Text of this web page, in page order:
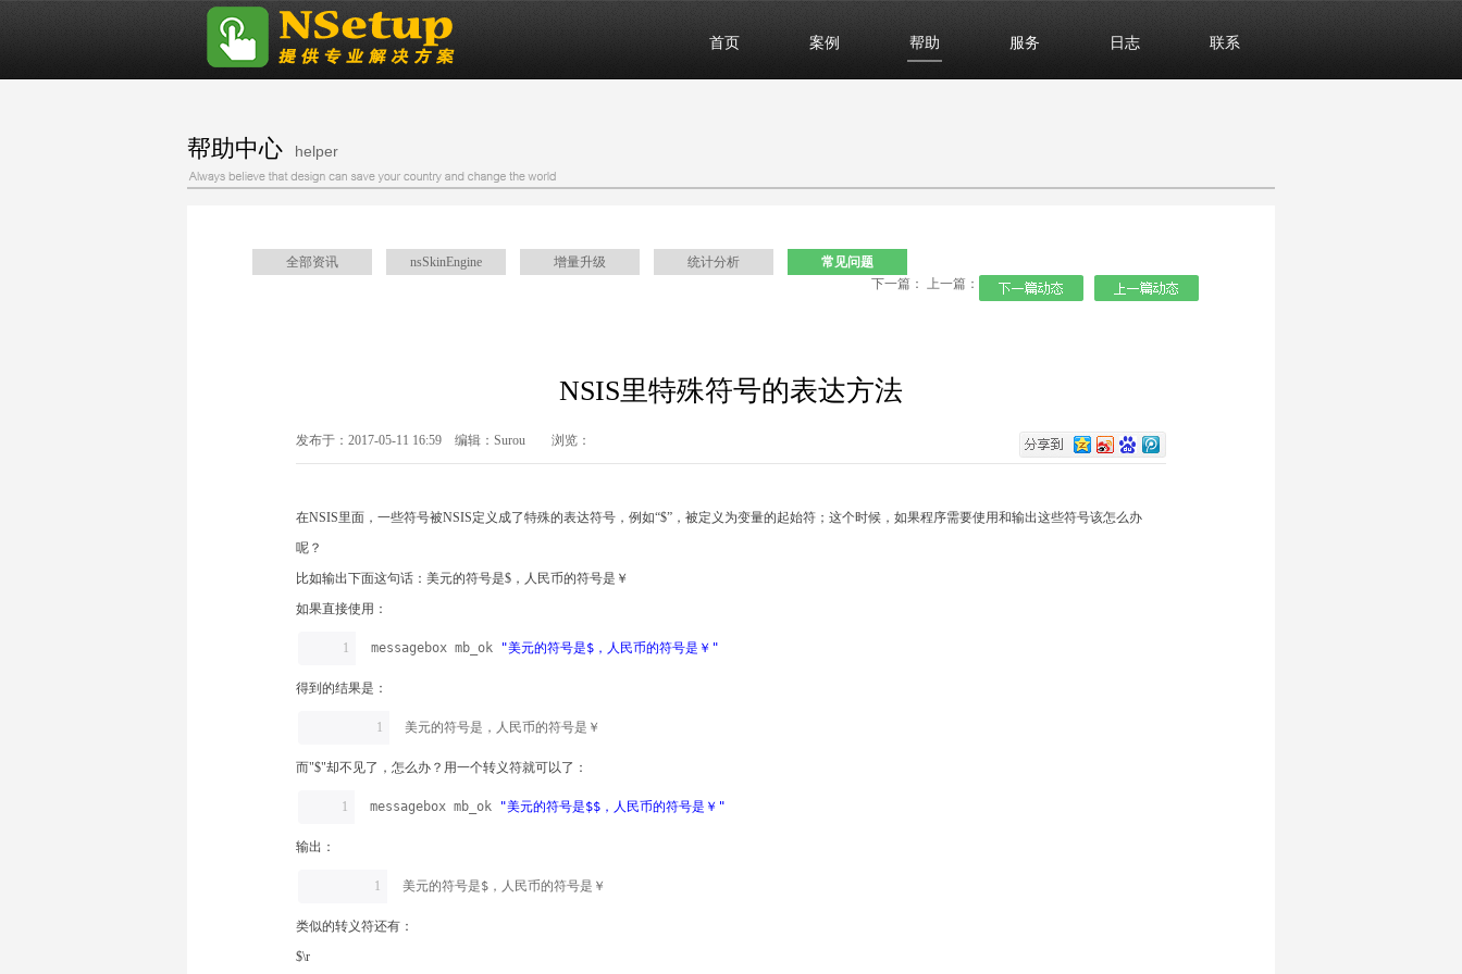
首页 案例 帮助 服务 日志 联系
帮助中心 helper
全部资讯 nsSkinEngine 增量升级 统计分析
常见问题
下一篇： 上一篇：
NSIS里特殊符号的表达方法
发布于：2017-05-11 16:59 编辑：Surou 浏览：
在NSIS里面，一些符号被NSIS定义成了特殊的表达符号，例如“$”，被定义为变量的起始符；这个时候，如果程序需要使用和输出这些符号该怎么办
呢？
比如输出下面这句话：美元的符号是$，人民币的符号是￥
如果直接使用：
1 messagebox mb_ok "美元的符号是$，人民币的符号是￥"
得到的结果是：
1 美元的符号是，人民币的符号是￥
而"$"却不见了，怎么办？用一个转义符就可以了：
1 messagebox mb_ok "美元的符号是$$，人民币的符号是￥"
输出：
1 美元的符号是$，人民币的符号是￥
类似的转义符还有：
$\r